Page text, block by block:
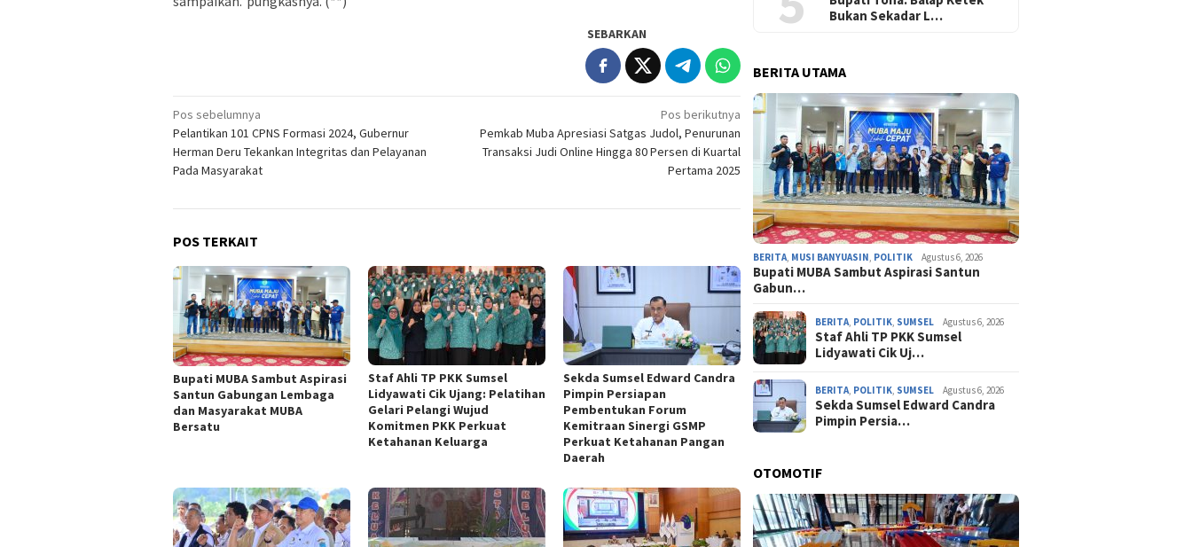
SEBARKAN
Navigasi
pos
Pos sebelumnya
Pelantikan 101 CPNS Formasi 2024, Gubernur
Herman Deru Tekankan Integritas dan Pelayanan
Pada Masyarakat
Pos berikutnya
Pemkab Muba Apresiasi Satgas Judol, Penurunan
Transaksi Judi Online Hingga 80 Persen di Kuartal
Pertama 2025
POS TERKAIT
Bupati MUBA Sambut Aspirasi
Santun Gabungan Lembaga
dan Masyarakat MUBA
Bersatu
Staf Ahli TP PKK Sumsel
Lidyawati Cik Ujang: Pelatihan
Gelari Pelangi Wujud
Komitmen PKK Perkuat
Ketahanan Keluarga
Sekda Sumsel Edward Candra
Pimpin Persiapan
Pembentukan Forum
Kemitraan Sinergi GSMP
Perkuat Ketahanan Pangan
Daerah
Bukan Sekadar L…
BERITA UTAMA
BERITA, MUSI BANYUASIN, POLITIK Agustus 6, 2026
Bupati MUBA Sambut Aspirasi Santun
Gabun…
BERITA, POLITIK, SUMSEL Agustus 6, 2026
Staf Ahli TP PKK Sumsel
Lidyawati Cik Uj…
BERITA, POLITIK, SUMSEL Agustus 6, 2026
Sekda Sumsel Edward Candra
Pimpin Persia…
OTOMOTIF